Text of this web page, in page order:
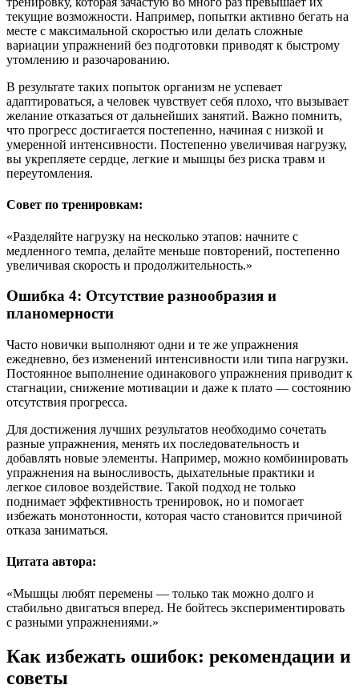
текущие возможности. Например, попытки активно бегать на
месте с максимальной скоростью или делать сложные
вариации упражнений без подготовки приводят к быстрому
утомлению и разочарованию.
В результате таких попыток организм не успевает
адаптироваться, а человек чувствует себя плохо, что вызывает
желание отказаться от дальнейших занятий. Важно помнить,
что прогресс достигается постепенно, начиная с низкой и
умеренной интенсивности. Постепенно увеличивая нагрузку,
вы укрепляете сердце, легкие и мышцы без риска травм и
переутомления.
Совет по тренировкам:
«Разделяйте нагрузку на несколько этапов: начните с
медленного темпа, делайте меньше повторений, постепенно
увеличивая скорость и продолжительность.»
Ошибка 4: Отсутствие разнообразия и
планомерности
Часто новички выполняют одни и те же упражнения
ежедневно, без изменений интенсивности или типа нагрузки.
Постоянное выполнение одинакового упражнения приводит к
стагнации, снижение мотивации и даже к плато — состоянию
отсутствия прогресса.
Для достижения лучших результатов необходимо сочетать
разные упражнения, менять их последовательность и
добавлять новые элементы. Например, можно комбинировать
упражнения на выносливость, дыхательные практики и
легкое силовое воздействие. Такой подход не только
поднимает эффективность тренировок, но и помогает
избежать монотонности, которая часто становится причиной
отказа заниматься.
Цитата автора:
«Мышцы любят перемены — только так можно долго и
стабильно двигаться вперед. Не бойтесь экспериментировать
с разными упражнениями.»
Как избежать ошибок: рекомендации и
советы